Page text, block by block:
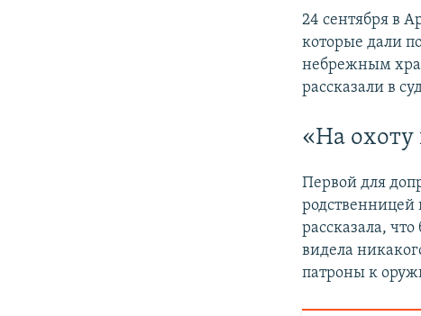
24 сентября в
которые дали
небрежным
рассказали в
«На охоту
Первой для
родственницей
рассказала,
видела
патроны к